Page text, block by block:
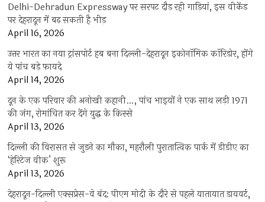
Delhi-Dehradun Expressway पर सरपट दौड़ रही गाड़ियां, इस वीकेंड
पर देहरादून में बढ़ सकती है भीड़
April 16, 2026
उत्तर भारत का नया ट्रांसपोर्ट हब बना दिल्ली-देहरादून इकोनॉमिक कॉरिडोर, होंगे
ये पांच बड़े फायदे
April 14, 2026
दून के एक परिवार की अनोखी कहानी…, पांच भाइयों ने एक साथ लड़ी 1971
की जंग, रोमांचित कर देंगे युद्ध के किस्से
April 13, 2026
दिल्ली की विरासत से जुड़ने का मौका, महरौली पुरातात्विक पार्क में डीडीए का
‘हेरिटेज वीक’ शुरू
April 13, 2026
देहरादून-दिल्ली एक्सप्रेस-वे बंद: पीएम मोदी के दौरे से पहले यातायात डायवर्ट,